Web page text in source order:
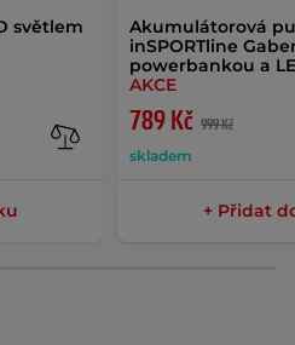
světlem
Akumulátorová
inSPORTline
powerbankou a
AKCE
789 Kč 999 Kč
skladem
+ Přidat